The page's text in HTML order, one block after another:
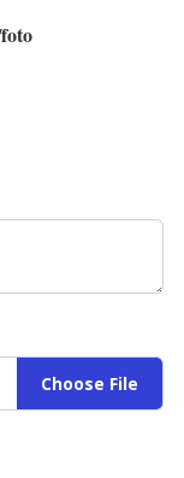
Choose File